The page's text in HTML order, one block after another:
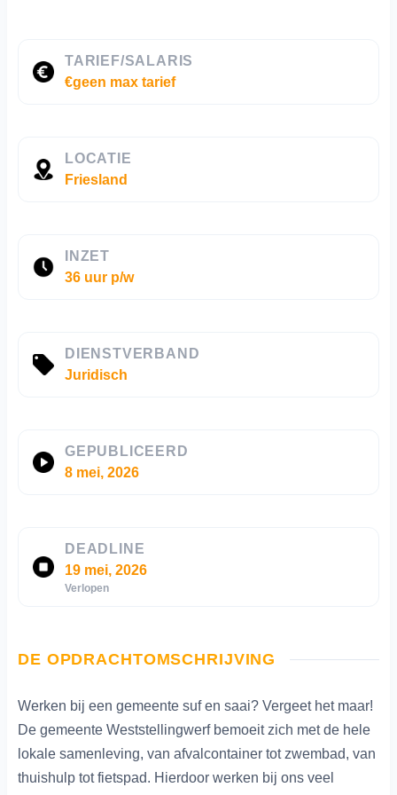
TARIEF/SALARIS
€geen max tarief
LOCATIE
Friesland
INZET
36 uur p/w
DIENSTVERBAND
Juridisch
GEPUBLICEERD
8 mei, 2026
DEADLINE
19 mei, 2026
Verlopen
DE OPDRACHTOMSCHRIJVING
Werken bij een gemeente suf en saai? Vergeet het maar!
De gemeente Weststellingwerf bemoeit zich met de hele
lokale samenleving, van afvalcontainer tot zwembad, van
thuishulp tot fietspad. Hierdoor werken bij ons veel